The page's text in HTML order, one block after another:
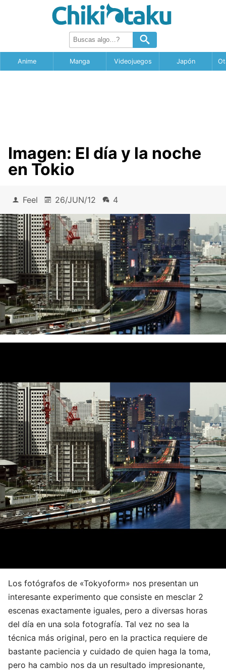
Anime Manga Videojuegos Japón
Imagen: El día y la noche
en Tokio
Feel 26/JUN/12 4
Los fotógrafos de «Tokyoform» nos presentan un
interesante experimento que consiste en mesclar 2
escenas exactamente iguales, pero a diversas horas
del día en una sola fotografía. Tal vez no sea la
técnica más original, pero en la practica requiere de
bastante paciencia y cuidado de quien haga la toma,
pero ha cambio nos da un resultado impresionante,